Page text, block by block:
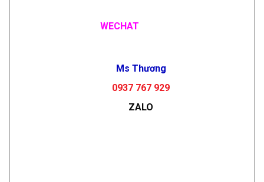
WECHAT
Ms Thương
0937 767 929
ZALO